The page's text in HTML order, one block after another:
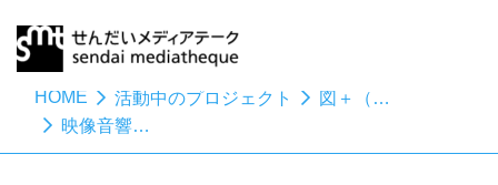
HOME 活動中のプロジェクト
図＋（とぷらす）
映像音響ライブラリー 6月の特集